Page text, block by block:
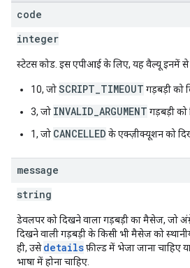
code
integer
स्टेटस कोड. इस एपीआई के लिए, यह वैल्यू इनमें से
10, जोSCRIPT_TIMEOUT गड़बड़ी को
3, जो INVALID_ARGUMENT गड़बड़ी को
1, जो CANCELLED के एक्ज़ीक्यूशन को
message
string
डेवलपर को दिखने वाला गड़बड़ी का मैसेज, जो
दिखने वाली गड़बड़ी के किसी भी मैसेज को
ही, उसेdetailsफ़ील्ड में भेजा जाना चाहिए
भाषा में होना चाहिए.